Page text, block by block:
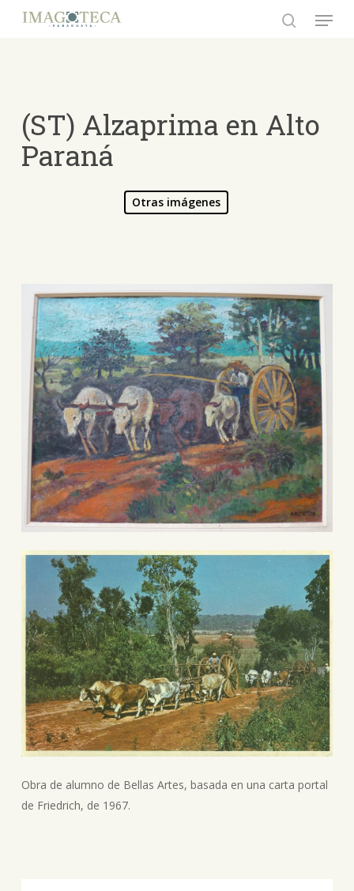
Menu
(ST) Alzaprima en Alto
Paraná
Otras imágenes
Obra de alumno de Bellas Artes, basada en una carta portal
de Friedrich, de 1967.